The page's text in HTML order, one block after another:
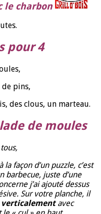
le charbon
pour 4
pins,
des clous, un marteau.
de moules
façon d’un puzzle, c’est
barbecue, juste d’une
j’ai ajouté dessus
Sur votre planche, il
avec